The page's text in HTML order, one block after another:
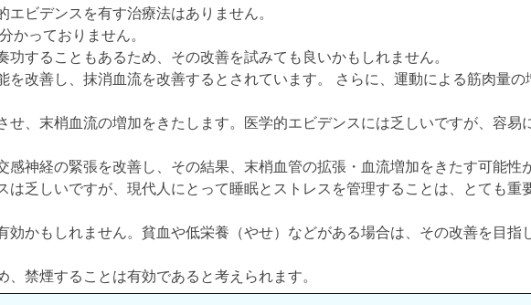
ビデンスを有す治療法はありません。
かっておりません。
することもあるため、その改善を試みても良いかもしれません。
を改善し、抹消血流を改善するとされています。 さらに、運動による筋肉量の
せ、末梢血流の増加をきたします。医学的エビデンスには乏しいですが、容易
感神経の緊張を改善し、その結果、末梢血管の拡張・血流増加をきたす可能性
は乏しいですが、現代人にとって睡眠とストレスを管理することは、とても重
効かもしれません。貧血や低栄養（やせ）などがある場合は、その改善を目指
禁煙することは有効であると考えられます。